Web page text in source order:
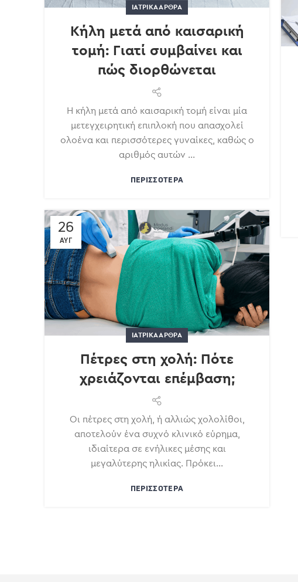
ΙΑΤΡΙΚΆ ΆΡΘΡΑ
Κήλη μετά από καισαρική
τομή: Γιατί συμβαίνει και
πώς διορθώνεται
Η κήλη μετά από καισαρική τομή είναι μία
μετεγχειρητική επιπλοκή που απασχολεί
ολοένα και περισσότερες γυναίκες, καθώς ο
αριθμός αυτών ...
ΠΕΡΙΣΣΌΤΕΡΑ
26
ΑΥΓ
ΙΑΤΡΙΚΆ ΆΡΘΡΑ
Πέτρες στη χολή: Πότε
χρειάζονται επέμβαση;
Οι πέτρες στη χολή, ή αλλιώς χολολίθοι,
αποτελούν ένα συχνό κλινικό εύρημα,
ιδιαίτερα σε ενήλικες μέσης και
μεγαλύτερης ηλικίας. Πρόκει...
ΠΕΡΙΣΣΌΤΕΡΑ